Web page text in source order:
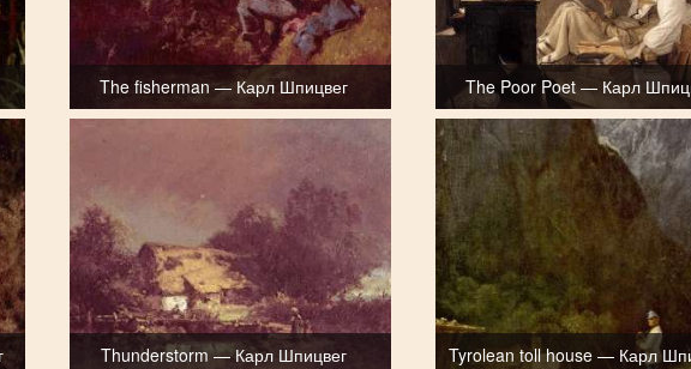
The fisherman — Карл Шпицвег The Poor Poet — Карл
Thunderstorm — Карл Шпицвег Tyrolean toll house — Карл